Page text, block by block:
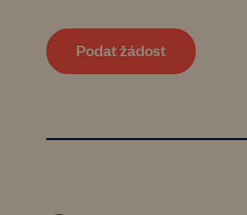
Podat žádost